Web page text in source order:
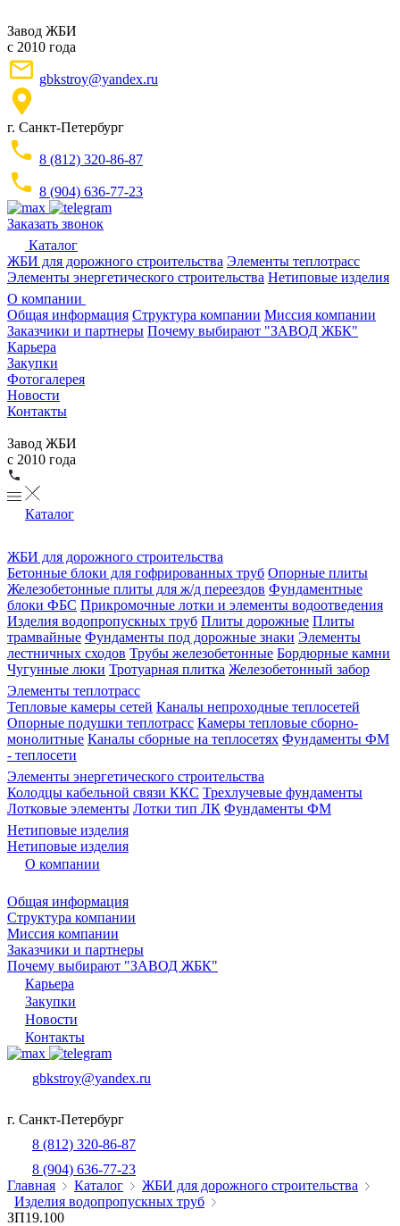
Завод ЖБИ
с 2010 года
gbkstroy@yandex.ru
г. Санкт-Петербург
8 (812) 320-86-87
8 (904) 636-77-23
Заказать звонок
Каталог
ЖБИ для дорожного строительства Элементы теплотрасс
Элементы энергетического строительства Нетиповые изделия
О компании
Общая информация Структура компании Миссия компании
Заказчики и партнеры Почему выбирают "ЗАВОД ЖБК"
Карьера
Закупки
Фотогалерея
Новости
Контакты
Завод ЖБИ
с 2010 года
Каталог
ЖБИ для дорожного строительства
Бетонные блоки для гофрированных труб Опорные плиты
Железобетонные плиты для ж/д переездов Фундаментные
блоки ФБС Прикромочные лотки и элементы водоотведения
Изделия водопропускных труб Плиты дорожные Плиты
трамвайные Фундаменты под дорожные знаки Элементы
лестничных сходов Трубы железобетонные Бордюрные камни
Чугунные люки Тротуарная плитка Железобетонный забор
Элементы теплотрасс
Тепловые камеры сетей Каналы непроходные теплосетей
Опорные подушки теплотрасс Камеры тепловые сборно-
монолитные Каналы сборные на теплосетях Фундаменты ФМ
- теплосети
Элементы энергетического строительства
Колодцы кабельной связи ККС Трехлучевые фундаменты
Лотковые элементы Лотки тип ЛК Фундаменты ФМ
Нетиповые изделия
Нетиповые изделия
О компании
Общая информация
Структура компании
Миссия компании
Заказчики и партнеры
Почему выбирают "ЗАВОД ЖБК"
Карьера
Закупки
Новости
Контакты
gbkstroy@yandex.ru
г. Санкт-Петербург
8 (812) 320-86-87
8 (904) 636-77-23
Главная
Каталог
ЖБИ для дорожного строительства
Изделия водопропускных труб
ЗП19.100